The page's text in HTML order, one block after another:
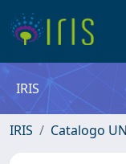
IRIS
IRIS Catalogo